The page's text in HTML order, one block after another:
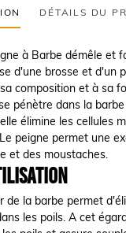
DÉTAILS DU
à Barbe démêle et
d'une brosse et d'un
composition et à sa
pénètre dans la
élimine les cellules
peigne permet une
et des moustaches.
de la barbe permet
les poils. A cet